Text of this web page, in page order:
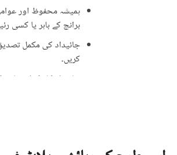
ہمیشہ محفوظ اور
برانچ کے باہر یا کسی
جائیداد کی مکمل
کریں۔
جائیداد کا مکمل
ایسی پیشکشوں سے
کارڈ (CNIC)۔